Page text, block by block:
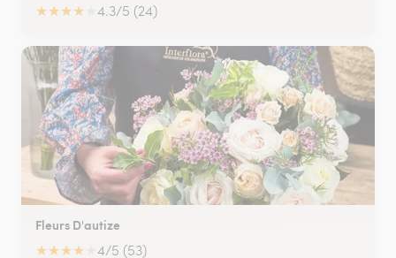
★★★★ 4.3/5 (24)
Fleurs D'autize
★★★★ 4/5 (53)